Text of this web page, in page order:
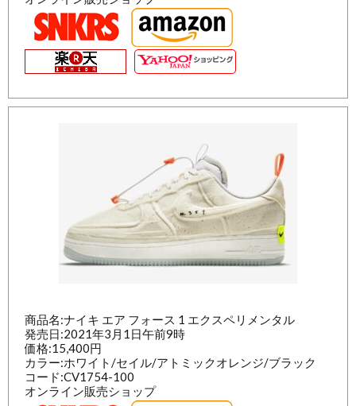
商品名:ナイキ エア フォース 1 エクスペリメンタル
発売日:2021年3月1日午前9時
価格:15,400円
カラー:ホワイト/セイル/アトミックオレンジ/ブラック
コード:CV1754-100
オンライン販売ショップ